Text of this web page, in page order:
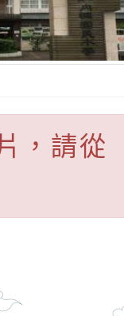
次國
附件英
聞傳播
策溝
及學
習」
播影片
新聞處
導標
影像素
賣場
區」
6／27
護指
影片
府家庭
，請從